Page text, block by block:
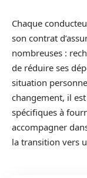
Chaque
son contrat
nombreuses :
de réduire ses
situation
changement, il
spécifiques à
accompagner
la transition vers